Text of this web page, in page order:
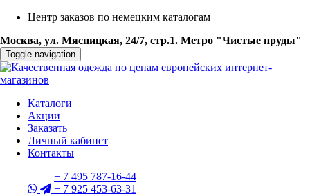
Центр заказов по немецким каталогам
Москва, ул. Мясницкая, 24/7, стр.1. Метро "Чистые пруды"
Toggle navigation
Каталоги
Акции
Заказать
Личный кабинет
Контакты
+ 7 495 787-16-44
+ 7 925 453-63-31